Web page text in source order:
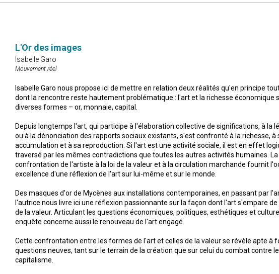
L'Or des images
Isabelle Garo
Mouvement réel
Isabelle Garo nous propose ici de mettre en relation deux réalités qu'en principe
dont la rencontre reste hautement problématique : l'art et la richesse économique
diverses formes – or, monnaie, capital.
Depuis longtemps l'art, qui participe à l'élaboration collective de significations, à la
ou à la dénonciation des rapports sociaux existants, s'est confronté à la richesse, à
accumulation et à sa reproduction. Si l'art est une activité sociale, il est en effet
traversé par les mêmes contradictions que toutes les autres activités humaines. La
confrontation de l'artiste à la loi de la valeur et à la circulation marchande fournit
excellence d'une réflexion de l'art sur lui-même et sur le monde.
Des masques d'or de Mycènes aux installations contemporaines, en passant par
l'autrice nous livre ici une réflexion passionnante sur la façon dont l'art s'empare de
de la valeur. Articulant les questions économiques, politiques, esthétiques et
enquête concerne aussi le renouveau de l'art engagé.
Cette confrontation entre les formes de l'art et celles de la valeur se révèle apte à
questions neuves, tant sur le terrain de la création que sur celui du combat contre le
capitalisme.